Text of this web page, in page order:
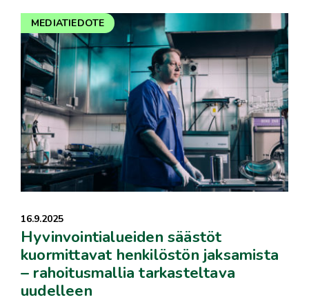
MEDIATIEDOTE
16.9.2025
Hyvinvointialueiden säästöt
kuormittavat henkilöstön jaksamista
– rahoitusmallia tarkasteltava
uudelleen